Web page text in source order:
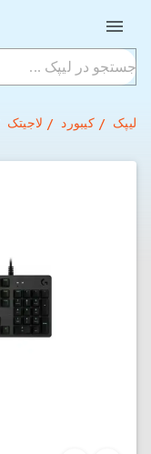
لیپک کیبورد لاجیتک